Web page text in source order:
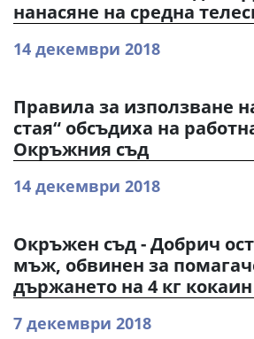
нанасяне на средна
14 декември 2018
Правила за използване
стая“ обсъдиха на
Окръжния съд
14 декември 2018
Окръжен съд - Добрич
мъж, обвинен за
държането на 4 кг кокаин
7 декември 2018